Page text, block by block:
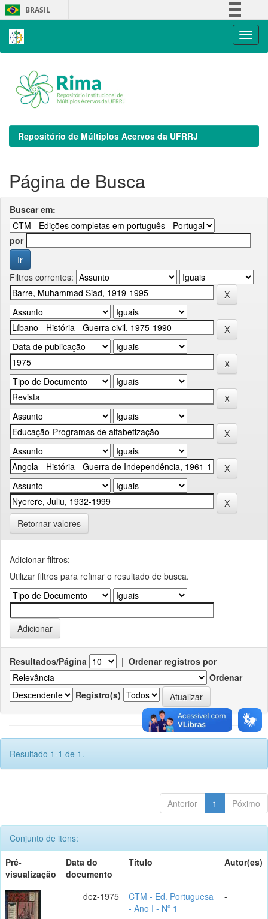
Skip
navigation
BRASIL
Repositório de Múltiplos Acervos da UFRRJ
Página de Busca
Buscar em:
por
Filtros correntes:
Retornar valores
Adicionar filtros:
Utilizar filtros para refinar o resultado de busca.
Resultados/Página | Ordenar registros por
Ordenar
Registro(s)
Resultado 1-1 de 1.
Anterior 1 Póximo
Conjunto de itens:
Pré-
visualização
Data do
documento
Título Autor(es)
dez-1975
CTM - Ed. Portuguesa
- Ano I - Nº 1
-